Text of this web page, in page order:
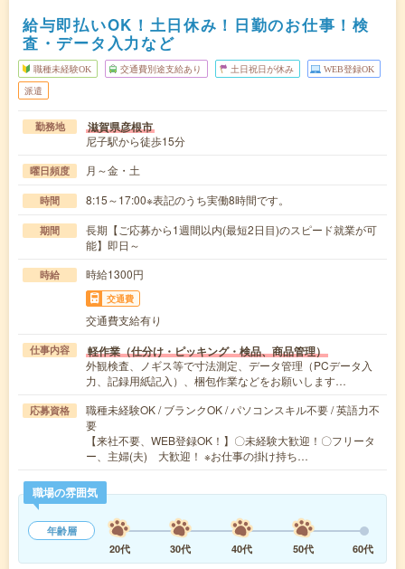
給与即払いOK！土日休み！日勤のお仕事！検
査・データ入力など
職種未経験OK 交通費別途支給あり 土日祝日が休み WEB登録OK
派遣
勤務地 滋賀県彦根市
尼子駅から徒歩15分
曜日頻度 月～金・土
時間 8:15～17:00※表記のうち実働8時間です。
期間
長期【ご応募から1週間以内(最短2日目)のスピード就業が可
能】即日～
時給 時給1300円
交通費
交通費支給有り
仕事内容 軽作業（仕分け・ピッキング・検品、商品管理）
外観検査、ノギス等で寸法測定、データ管理（PCデータ入
力、記録用紙記入）、梱包作業などをお願いします…
応募資格
職種未経験OK / ブランクOK / パソコンスキル不要 / 英語力不
要
【来社不要、WEB登録OK！】〇未経験大歓迎！〇フリータ
ー、主婦(夫) 大歓迎！ ※お仕事の掛け持ち…
職場の雰囲気
年齢層
20代
30代 40代 50代 60代